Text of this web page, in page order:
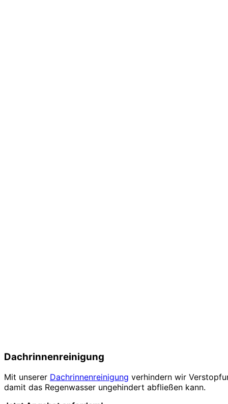
Dachrinnenreinigung
Mit unserer Dachrinnenreinigung verhindern wir
damit das Regenwasser ungehindert abfließen kann.